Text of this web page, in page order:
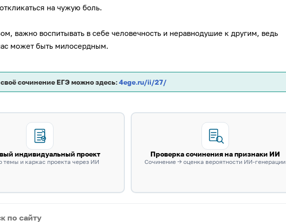
Антиспам:Загрузка...
Забыли пароль?
обработку своих персональных данных
условиях и для целей, определённых в
отношении обработки персональных данных
принимаюПользовательское соглашение.
на чужую боль.
важно воспитывать в себе человечность и неравнодушие к другим, ведь
может быть милосердным.
сочинение ЕГЭ можно здесь:4ege.ru/ii/27/
индивидуальный проект
темы и каркас проекта через ИИ
Проверка сочинения на признаки ИИ
Сочинение → оценка вероятности ИИ-генерации